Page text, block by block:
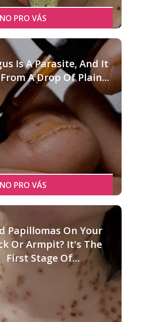
Is A Parasite, And It
A Drop Of Plain...
Papillomas On Your
Or Armpit? It's The
First Stage Of...